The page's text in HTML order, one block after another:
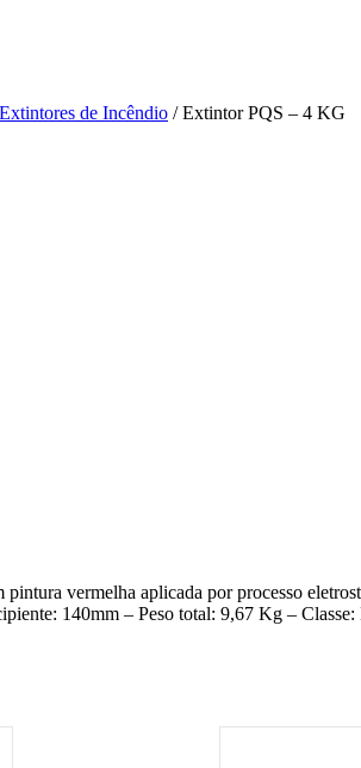
Extintores de Incêndio / Extintor PQS – 4 KG
vermelha aplicada por processo
140mm – Peso total: 9,67 Kg – Classe: